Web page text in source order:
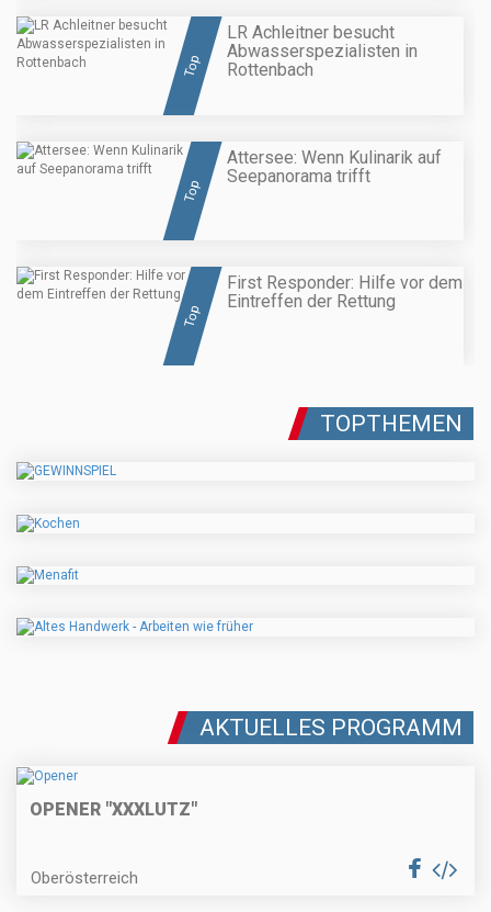
Top
LR Achleitner besucht
Abwasserspezialisten in
Rottenbach
Top
Attersee: Wenn Kulinarik auf
Seepanorama trifft
Top
First Responder: Hilfe vor dem
Eintreffen der Rettung
TOPTHEMEN
AKTUELLES PROGRAMM
OPENER "XXXLUTZ"
Oberösterreich